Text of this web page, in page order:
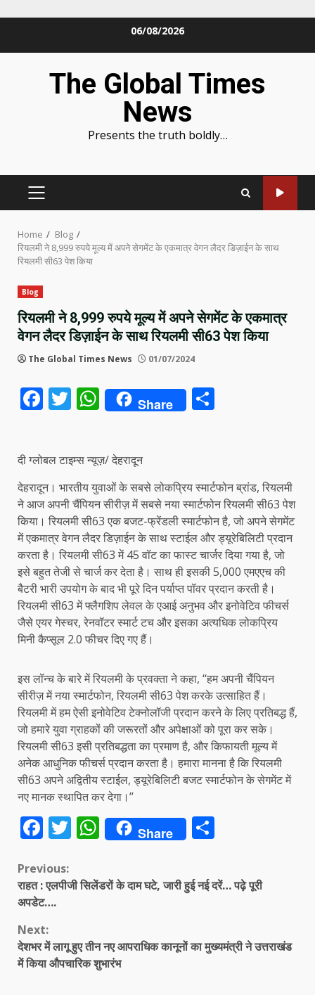
06/08/2026
The Global Times
News
Presents the truth boldly…
PRIMARY
Home
Blog
रियलमी ने 8,999 रुपये मूल्य में अपने सेगमेंट के एकमात्र वेगन लैदर डिज़ाईन के साथ
रियलमी सी63 पेश किया
Blog
रियलमी ने 8,999 रुपये मूल्य में अपने सेगमेंट के एकमात्र
वेगन लैदर डिज़ाईन के साथ रियलमी सी63 पेश किया
The Global Times News 01/07/2024
Facebook
Twitter
WhatsApp
Share
दी ग्लोबल टाइम्स न्यूज़/ देहरादून
देहरादून। भारतीय युवाओं के सबसे लोकप्रिय स्मार्टफोन ब्रांड, रियलमी
ने आज अपनी चैंपियन सीरीज़ में सबसे नया स्मार्टफोन रियलमी सी63 पेश
किया। रियलमी सी63 एक बजट-फ्रेंडली स्मार्टफोन है, जो अपने सेगमेंट
में एकमात्र वेगन लैदर डिज़ाईन के साथ स्टाईल और ड्यूरेबिलिटी प्रदान
करता है। रियलमी सी63 में 45 वॉट का फास्ट चार्जर दिया गया है, जो
इसे बहुत तेजी से चार्ज कर देता है। साथ ही इसकी 5,000 एमएएच की
बैटरी भारी उपयोग के बाद भी पूरे दिन पर्याप्त पॉवर प्रदान करती है।
रियलमी सी63 में फ्लैगशिप लेवल के एआई अनुभव और इनोवेटिव फीचर्स
जैसे एयर गेस्चर, रेनवॉटर स्मार्ट टच और इसका अत्यधिक लोकप्रिय
मिनी कैप्सूल 2.0 फीचर दिए गए हैं।
इस लॉन्च के बारे में रियलमी के प्रवक्ता ने कहा, ‘‘हम अपनी चैंपियन
सीरीज़ में नया स्मार्टफोन, रियलमी सी63 पेश करके उत्साहित हैं।
रियलमी में हम ऐसी इनोवेटिव टेक्नोलॉजी प्रदान करने के लिए प्रतिबद्ध हैं,
जो हमारे युवा ग्राहकों की जरूरतों और अपेक्षाओं को पूरा कर सके।
रियलमी सी63 इसी प्रतिबद्धता का प्रमाण है, और किफायती मूल्य में
अनेक आधुनिक फीचर्स प्रदान करता है। हमारा मानना है कि रियलमी
सी63 अपने अद्वितीय स्टाईल, ड्यूरेबिलिटी बजट स्मार्टफोन के सेगमेंट में
नए मानक स्थापित कर देगा।’’
Facebook
Twitter
WhatsApp
Share
Continue
Reading
Previous:
राहत : एलपीजी सिलेंडरों के दाम घटे, जारी हुई नई दरें… पढ़े पूरी
अपडेट….
Next:
देशभर में लागू हुए तीन नए आपराधिक कानूनों का मुख्यमंत्री ने उत्तराखंड
में किया औपचारिक शुभारंभ